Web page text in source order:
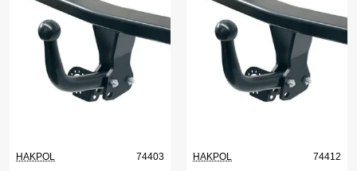
HAKPOL 74403 HAKPOL 74412